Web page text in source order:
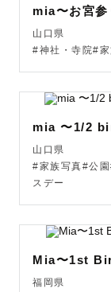
mia〜お宮参
山口県
#神社・寺院#
mia 〜1/2
山口県
#家族写真#公
スデー
Mia〜1st
福岡県